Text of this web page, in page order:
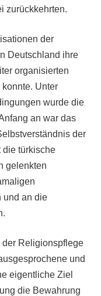
zurückkehrten.
der
Deutschland ihre
organisierten
Unter
wurde die
an war das
der
die türkische
gelenkten
und an die
der Religionspflege
und
eigentliche Ziel
die Bewahrung